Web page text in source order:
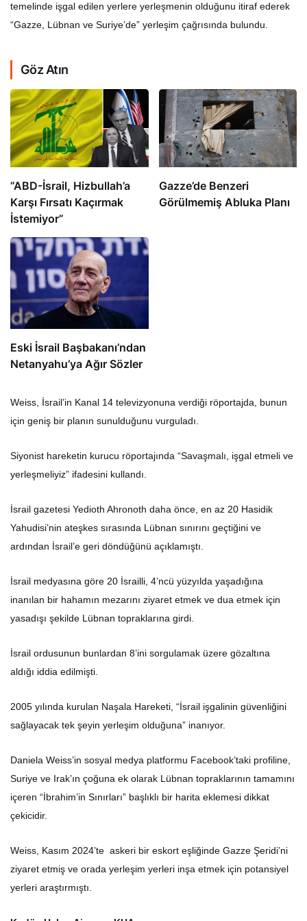
temelinde işgal edilen yerlere yerleşmenin olduğunu itiraf ederek
“Gazze, Lübnan ve Suriye’de” yerleşim çağrısında bulundu.
Göz Atın
​​​​​​​”ABD-İsrail, Hizbullah’a
Karşı Fırsatı Kaçırmak
İstemiyor”
​​​​​​​Gazze’de Benzeri
Görülmemiş Abluka Planı
Eski İsrail Başbakanı’ndan
Netanyahu’ya Ağır Sözler
Weiss, İsrail’in Kanal 14 televizyonuna verdiği röportajda, bunun
için geniş bir planın sunulduğunu vurguladı.
Siyonist hareketin kurucu röportajında “Savaşmalı, işgal etmeli ve
yerleşmeliyiz” ifadesini kullandı.
İsrail gazetesi Yedioth Ahronoth daha önce, en az 20 Hasidik
Yahudisi’nin ateşkes sırasında Lübnan sınırını geçtiğini ve
ardından İsrail’e geri döndüğünü açıklamıştı.
İsrail medyasına göre 20 İsrailli, 4’ncü yüzyılda yaşadığına
inanılan bir hahamın mezarını ziyaret etmek ve dua etmek için
yasadışı şekilde Lübnan topraklarına girdi.
İsrail ordusunun bunlardan 8’ini sorgulamak üzere gözaltına
aldığı iddia edilmişti.
2005 yılında kurulan Naşala Hareketi, “İsrail işgalinin güvenliğini
sağlayacak tek şeyin yerleşim olduğuna” inanıyor.
Daniela Weiss’in sosyal medya platformu Facebook’taki profiline,
Suriye ve Irak’ın çoğuna ek olarak Lübnan topraklarının tamamını
içeren “İbrahim’in Sınırları” başlıklı bir harita eklemesi dikkat
çekicidir.
Weiss, Kasım 2024’te askeri bir eskort eşliğinde Gazze Şeridi’ni
ziyaret etmiş ve orada yerleşim yerleri inşa etmek için potansiyel
yerleri araştırmıştı.